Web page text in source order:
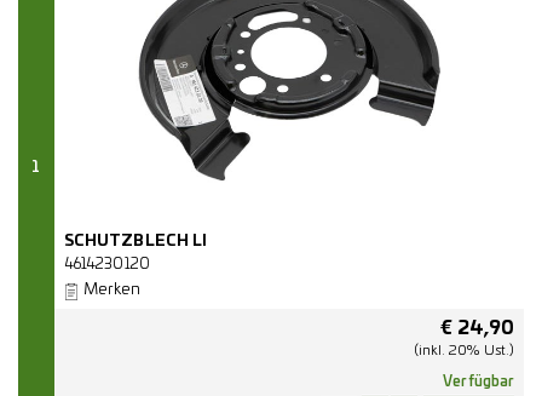
1
SCHUTZBLECH LI
4614230120
Merken
€ 24,90
(inkl. 20% Ust.)
Verfügbar